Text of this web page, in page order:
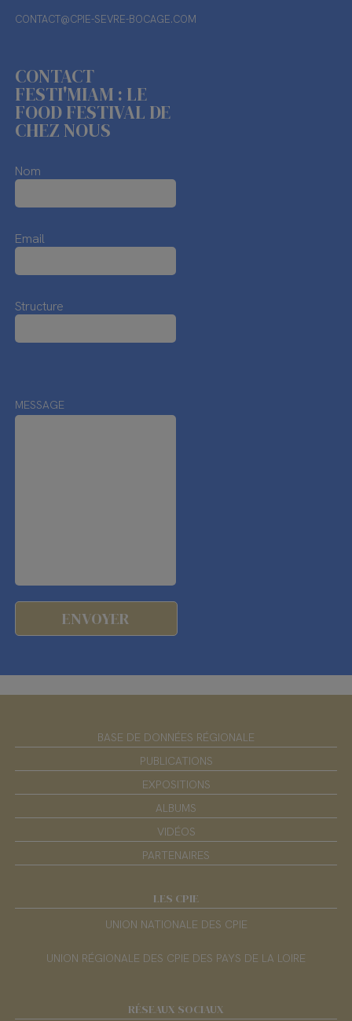
CONTACT@CPIE-SEVRE-BOCAGE.COM
CONTACT
FESTI'MIAM : LE
FOOD FESTIVAL DE
CHEZ NOUS
Nom
Email
Structure
MESSAGE
BASE DE DONNÉES RÉGIONALE
PUBLICATIONS
EXPOSITIONS
ALBUMS
VIDÉOS
PARTENAIRES
LES CPIE
UNION NATIONALE DES CPIE
UNION RÉGIONALE DES CPIE DES PAYS DE LA LOIRE
RÉSEAUX SOCIAUX